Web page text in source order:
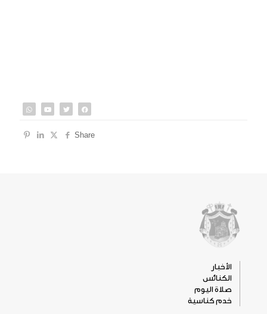
Share
الأخبار
الكنائس
صلاة اليوم
خدم كناسية